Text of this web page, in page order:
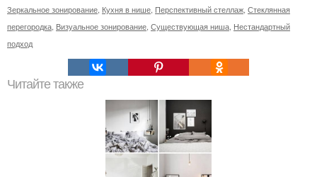
Зеркальное зонирование Кухня в нише Перспективный стеллаж Стеклянная
перегородка Визуальное зонирование Существующая ниша Нестандартный
подход
Читайте также